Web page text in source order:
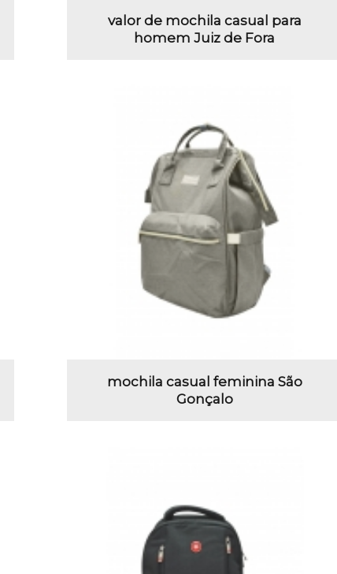
valor de mochila casual para
homem Juiz de Fora
mochila casual feminina São
Gonçalo